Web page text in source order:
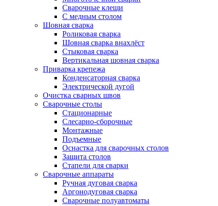
Сварочные клещи
С медным столом
Шовная сварка
Роликовая сварка
Шовная сварка внахлёст
Стыковая сварка
Вертикальная шовная сварка
Приварка крепежа
Конденсаторная сварка
Электрической дугой
Очистка сварных швов
Сварочные столы
Стационарные
Слесарно-сборочные
Монтажные
Подъемные
Оснастка для сварочных столов
Защита столов
Стапели для сварки
Сварочные аппараты
Ручная дуговая сварка
Аргонодуговая сварка
Сварочные полуавтоматы